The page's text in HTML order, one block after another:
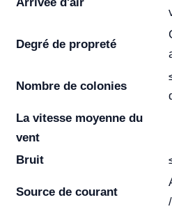
Degré de propreté
Nombre de colonies
La vitesse moyenne du
vent
Bruit
Source de courant